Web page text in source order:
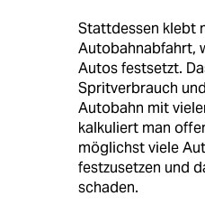
Stattdessen klebt
Autobahnabfahrt,
Autos festsetzt.
Spritverbrauch
Autobahn mit
kalkuliert man
möglichst viele
festzusetzen und
schaden.